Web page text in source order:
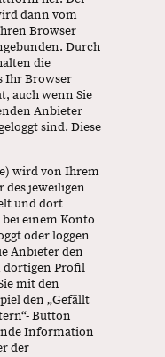
dann vom
Browser
Durch
die
Ihr Browser
auch wenn Sie
Anbieter
sind. Diese
wird von Ihrem
des jeweiligen
und dort
bei einem Konto
oder loggen
Anbieter den
dortigen Profil
mit den
den „Gefällt
Button
Information
der